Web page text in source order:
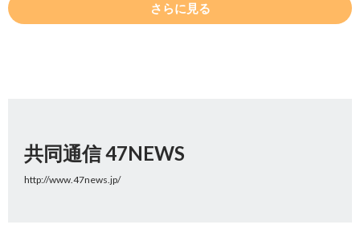
さらに見る
共同通信 47NEWS
http://www.47news.jp/